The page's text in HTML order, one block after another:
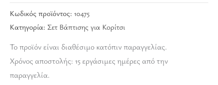
Κωδικός προϊόντος: 10475
Κατηγορία: Σετ Βάπτισης για Κορίτσι
Το προϊόν είναι διαθέσιμο κατόπιν παραγγελίας.
Χρόνος αποστολής: 15 εργάσιμες ημέρες από την
παραγγελία.